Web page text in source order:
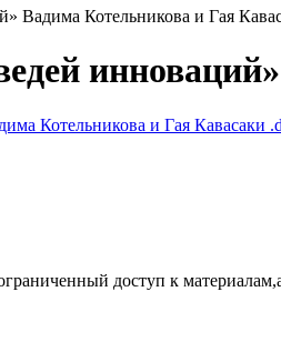
Вадима Котельникова и Гая
Котельникова и Гая Кавасаки
доступ к